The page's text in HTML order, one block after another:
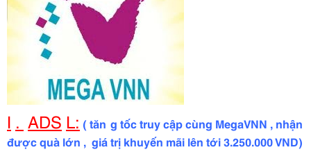
I . ADS L: ( tăn g tốc truy cập cùng MegaVNN , nhận
được quà lớn , giá trị khuyến mãi lên tới 3.250.000 VND)